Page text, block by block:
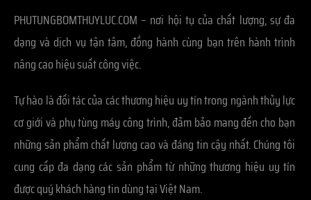
PHUTUNGBOMTHUYLUC.COM – nơi hội tụ của chất lượng, sự đa
dạng và dịch vụ tận tâm, đồng hành cùng bạn trên hành trình
nâng cao hiệu suất công việc.
Tự hào là đối tác của các thương hiệu uy tín trong ngành thủy lực
cơ giới và phụ tùng máy công trình, đảm bảo mang đến cho bạn
những sản phẩm chất lượng cao và đáng tin cậy nhất. Chúng tôi
cung cấp đa dạng các sản phẩm từ những thương hiệu uy tín
được quý khách hàng tin dùng tại Việt Nam.